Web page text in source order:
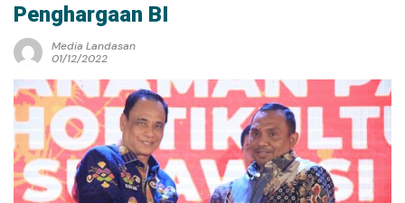
Penghargaan BI
Media Landasan
01/12/2022